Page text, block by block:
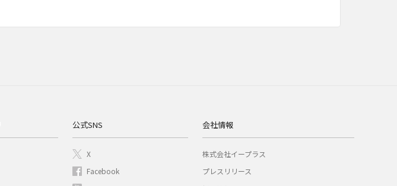
公式SNS
X
Facebook
会社情報
株式会社イープラス
プレスリリース